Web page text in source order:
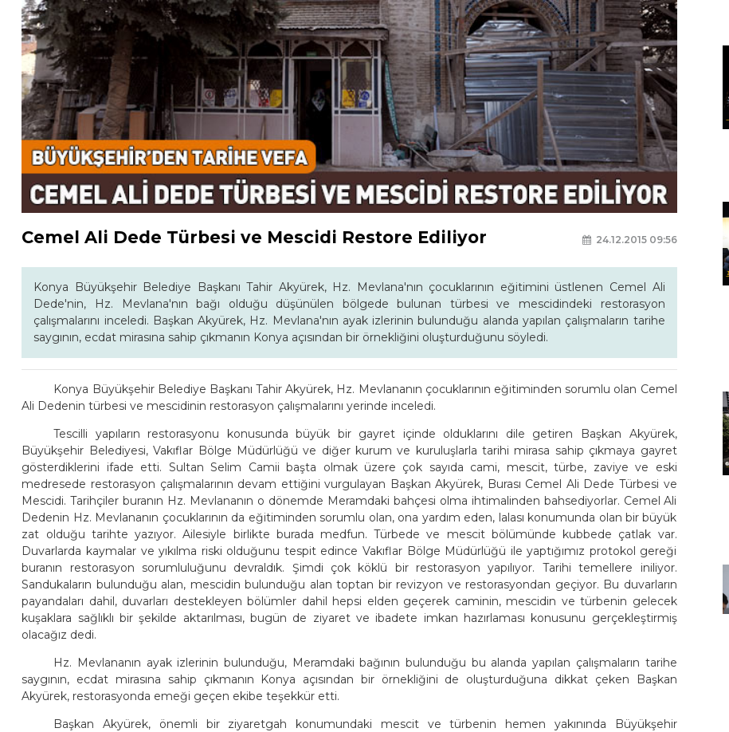
Cemel Ali Dede Türbesi ve Mescidi Restore Ediliyor 24.12.2015 09:56
Konya Büyükşehir Belediye Başkanı Tahir Akyürek, Hz. Mevlana'nın çocuklarının eğitimini üstlenen Cemel Ali
Dede'nin, Hz. Mevlana'nın bağı olduğu düşünülen bölgede bulunan türbesi ve mescidindeki restorasyon
çalışmalarını inceledi. Başkan Akyürek, Hz. Mevlana'nın ayak izlerinin bulunduğu alanda yapılan çalışmaların tarihe
saygının, ecdat mirasına sahip çıkmanın Konya açısından bir örnekliğini oluşturduğunu söyledi.
Konya Büyükşehir Belediye Başkanı Tahir Akyürek, Hz. Mevlananın çocuklarının eğitiminden sorumlu olan Cemel
Ali Dedenin türbesi ve mescidinin restorasyon çalışmalarını yerinde inceledi.
Tescilli yapıların restorasyonu konusunda büyük bir gayret içinde olduklarını dile getiren Başkan Akyürek,
Büyükşehir Belediyesi, Vakıflar Bölge Müdürlüğü ve diğer kurum ve kuruluşlarla tarihi mirasa sahip çıkmaya gayret
gösterdiklerini ifade etti. Sultan Selim Camii başta olmak üzere çok sayıda cami, mescit, türbe, zaviye ve eski
medresede restorasyon çalışmalarının devam ettiğini vurgulayan Başkan Akyürek, Burası Cemel Ali Dede Türbesi ve
Mescidi. Tarihçiler buranın Hz. Mevlananın o dönemde Meramdaki bahçesi olma ihtimalinden bahsediyorlar. Cemel Ali
Dedenin Hz. Mevlananın çocuklarının da eğitiminden sorumlu olan, ona yardım eden, lalası konumunda olan bir büyük
zat olduğu tarihte yazıyor. Ailesiyle birlikte burada medfun. Türbede ve mescit bölümünde kubbede çatlak var.
Duvarlarda kaymalar ve yıkılma riski olduğunu tespit edince Vakıflar Bölge Müdürlüğü ile yaptığımız protokol gereği
buranın restorasyon sorumluluğunu devraldık. Şimdi çok köklü bir restorasyon yapılıyor. Tarihi temellere iniliyor.
Sandukaların bulunduğu alan, mescidin bulunduğu alan toptan bir revizyon ve restorasyondan geçiyor. Bu duvarların
payandaları dahil, duvarları destekleyen bölümler dahil hepsi elden geçerek caminin, mescidin ve türbenin gelecek
kuşaklara sağlıklı bir şekilde aktarılması, bugün de ziyaret ve ibadete imkan hazırlaması konusunu gerçekleştirmiş
olacağız dedi.
Hz. Mevlananın ayak izlerinin bulunduğu, Meramdaki bağının bulunduğu bu alanda yapılan çalışmaların tarihe
saygının, ecdat mirasına sahip çıkmanın Konya açısından bir örnekliğini de oluşturduğuna dikkat çeken Başkan
Akyürek, restorasyonda emeği geçen ekibe teşekkür etti.
Başkan Akyürek, önemli bir ziyaretgah konumundaki mescit ve türbenin hemen yakınında Büyükşehir